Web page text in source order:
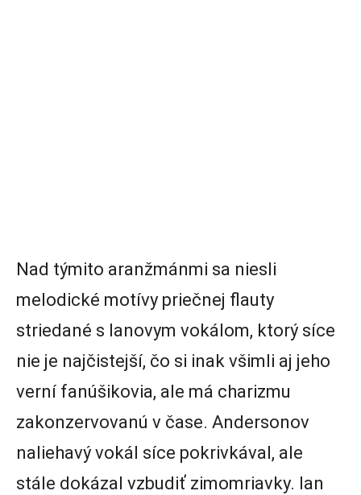
Nad týmito aranžmánmi sa niesli
melodické motívy priečnej flauty
striedané s Ianovym vokálom, ktorý síce
nie je najčistejší, čo si inak všimli aj jeho
verní fanúšikovia, ale má charizmu
zakonzervovanú v čase. Andersonov
naliehavý vokál síce pokrivkával, ale
stále dokázal vzbudiť zimomriavky. Ian